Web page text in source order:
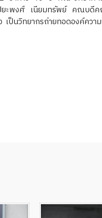
ยะพงศ์ เนียมทรัพย์ คณบดี
นวิทยากรถ่ายทอดองค์ความ